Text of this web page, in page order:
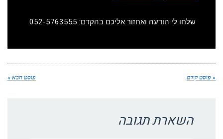
שלחו לי הודעה ואחזור אליכם בהקדם: 052-5763555
קודם פוסט הבא »
השארת תגובה